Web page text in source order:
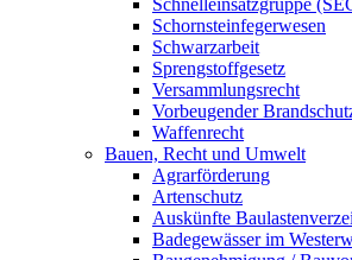
Schnelleinsatzgruppe
Schornsteinfegerwesen
Schwarzarbeit
Sprengstoffgesetz
Versammlungsrecht
Vorbeugender
Waffenrecht
Bauen, Recht und Umwelt
Agrarförderung
Artenschutz
Auskünfte
Badegewässer im